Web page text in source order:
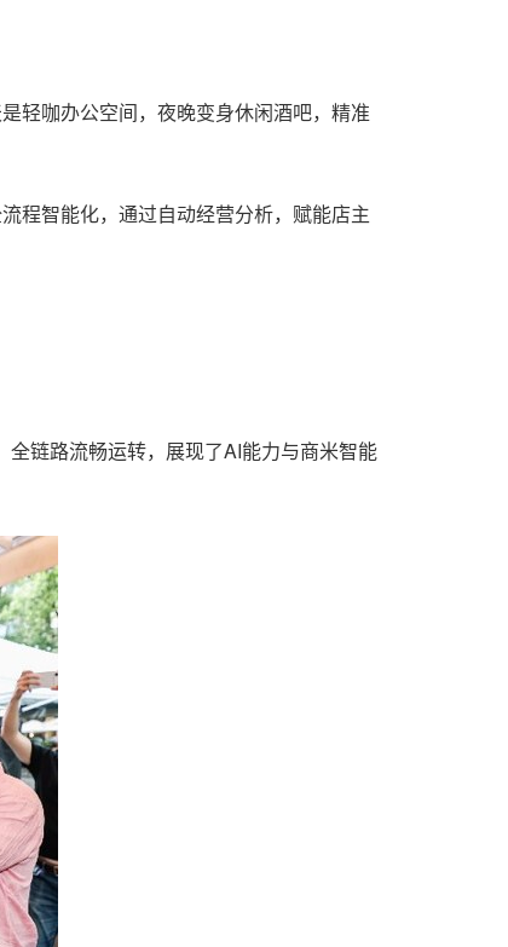
轻咖办公空间，夜晚变身休闲酒吧，精准
程智能化，通过自动经营分析，赋能店主
链路流畅运转，展现了AI能力与商米智能